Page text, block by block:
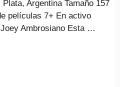
Argentina Tamaño 157
películas 7+ En activo
Ambrosiano Esta …